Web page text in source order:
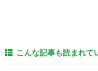
こんな記事も読まれて